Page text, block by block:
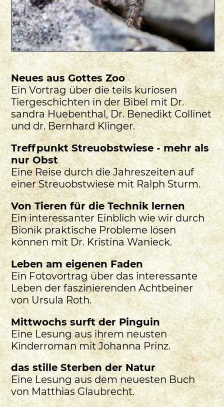
Neues aus Gottes Zoo
Ein Vortrag über die teils kuriosen
Tiergeschichten in der Bibel mit Dr.
sandra Huebenthal, Dr. Benedikt Collinet
und dr. Bernhard Klinger.
Treffpunkt Streuobstwiese - mehr als
nur Obst
Eine Reise durch die Jahreszeiten auf
einer Streuobstwiese mit Ralph Sturm.
Von Tieren für die Technik lernen
Ein interessanter Einblich wie wir durch
Bionik praktische Probleme lösen
können mit Dr. Kristina Wanieck.
Leben am eigenen Faden
Ein Fotovortrag über das interessante
Leben der faszinierenden Achtbeiner
von Ursula Roth.
Mittwochs surft der Pinguin
Eine Lesung aus ihrem neusten
Kinderroman mit Johanna Prinz.
das stille Sterben der Natur
Eine Lesung aus dem neuesten Buch
von Matthias Glaubrecht.